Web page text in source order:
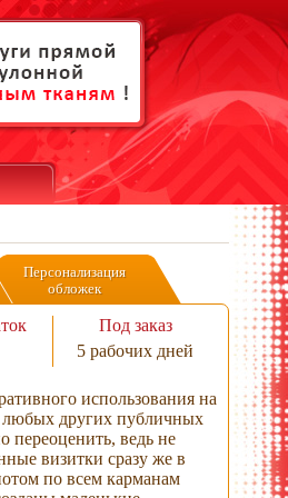
Персонализация
обложек
Под заказ
5 рабочих дней
использования на
любых других публичных
переоценить, ведь не
визитки сразу же в
по всем карманам